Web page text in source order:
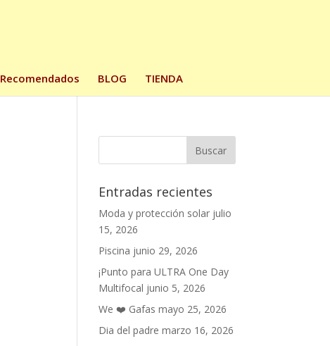
Recomendados BLOG TIENDA
Entradas recientes
Moda y protección solar julio
15, 2026
Piscina junio 29, 2026
¡Punto para ULTRA One Day
Multifocal junio 5, 2026
We ❤️ Gafas mayo 25, 2026
Dia del padre marzo 16, 2026